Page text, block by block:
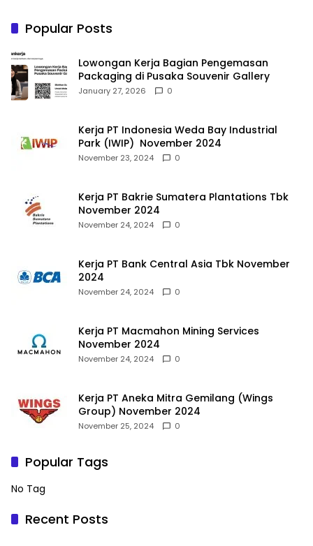
Popular Posts
Lowongan Kerja Bagian Pengemasan
Packaging di Pusaka Souvenir Gallery
January 27, 2026 0
Kerja PT Indonesia Weda Bay Industrial
Park (IWIP) November 2024
November 23, 2024 0
Kerja PT Bakrie Sumatera Plantations Tbk
November 2024
November 24, 2024 0
Kerja PT Bank Central Asia Tbk November
2024
November 24, 2024 0
Kerja PT Macmahon Mining Services
November 2024
November 24, 2024 0
Kerja PT Aneka Mitra Gemilang (Wings
Group) November 2024
November 25, 2024 0
Popular Tags
No Tag
Recent Posts